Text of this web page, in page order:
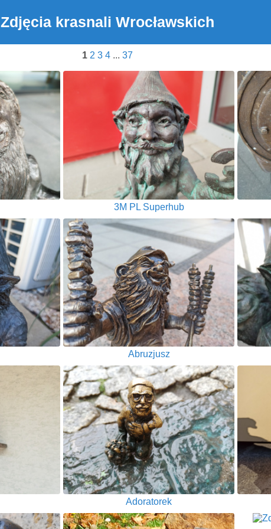
Zdjęcia krasnali Wrocławskich
1 2 3 4 ... 37
3M PL Superhub
Abruzjusz
Adoratorek